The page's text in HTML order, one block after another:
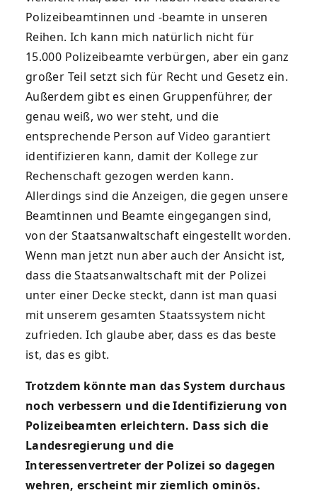
Polizeibeamtinnen und -beamte in unseren
Reihen. Ich kann mich natürlich nicht für
15.000 Polizeibeamte verbürgen, aber ein ganz
großer Teil setzt sich für Recht und Gesetz ein.
Außerdem gibt es einen Gruppenführer, der
genau weiß, wo wer steht, und die
entsprechende Person auf Video garantiert
identifizieren kann, damit der Kollege zur
Rechenschaft gezogen werden kann.
Allerdings sind die Anzeigen, die gegen unsere
Beamtinnen und Beamte eingegangen sind,
von der Staatsanwaltschaft eingestellt worden.
Wenn man jetzt nun aber auch der Ansicht ist,
dass die Staatsanwaltschaft mit der Polizei
unter einer Decke steckt, dann ist man quasi
mit unserem gesamten Staatssystem nicht
zufrieden. Ich glaube aber, dass es das beste
ist, das es gibt.
Trotzdem könnte man das System durchaus
noch verbessern und die Identifizierung von
Polizeibeamten erleichtern. Dass sich die
Landesregierung und die
Interessenvertreter der Polizei so dagegen
wehren, erscheint mir ziemlich ominös.